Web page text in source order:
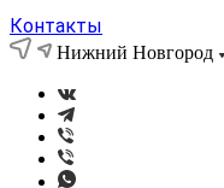
Контакты
Нижний Новгород